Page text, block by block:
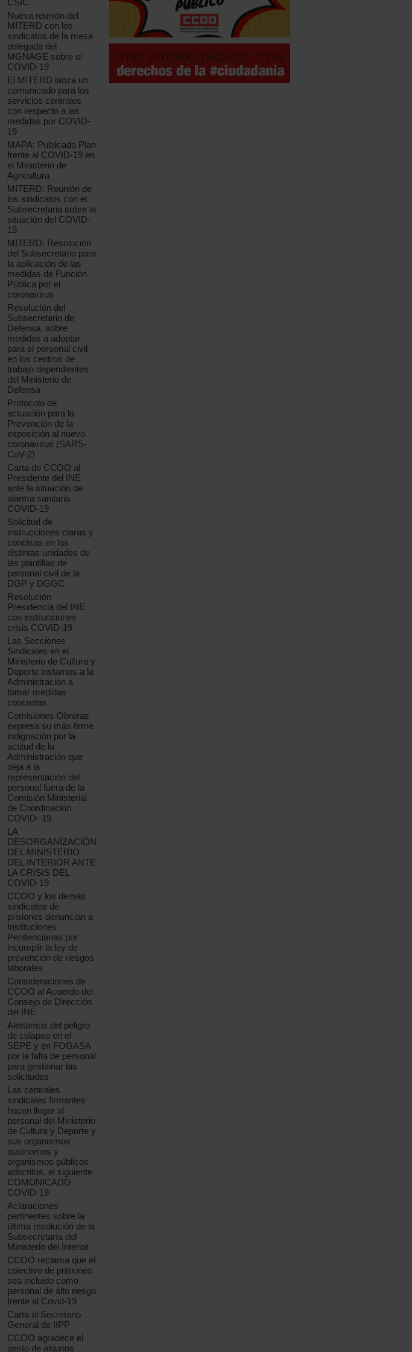
CSIC
Nueva reunión del
MITERD con los
sindicatos de la mesa
delegada del
MGNAGE sobre el
COVID-19
El MITERD lanza un
comunicado para los
servicios centrales
con respecto a las
medidas por COVID-
19
MAPA: Publicado Plan
frente al COVID-19 en
el Ministerio de
Agricultura
MITERD: Reunión de
los sindicatos con el
Subsecretaria sobre la
situación del COVID-
19
MITERD: Resolución
del Subsecretario para
la aplicación de las
medidas de Función
Pública por el
coronavirus
Resolución del
Subsecretario de
Defensa, sobre
medidas a adoptar
para el personal civil
en los centros de
trabajo dependientes
del Ministerio de
Defensa
Protocolo de
actuación para la
Prevención de la
exposición al nuevo
coronavirus (SARS-
CoV-2)
Carta de CCOO al
Presidente del INE
ante la situación de
alarma sanitaria
COVID-19
Solicitud de
instrucciones claras y
concisas en las
distintas unidades de
las plantillas de
personal civil de la
DGP y DGGC
Resolución
Presidencia del INE
con instrucciones
crisis COVID-19
Las Secciones
Sindicales en el
Ministerio de Cultura y
Deporte instamos a la
Administración a
tomar medidas
concretas
Comisiones Obreras
expresa su más firme
indignación por la
actitud de la
Administración que
deja a la
representación del
personal fuera de la
Comisión Ministerial
de Coordinación
COVID- 19
LA
DESORGANIZACIÓN
DEL MINISTERIO
DEL INTERIOR ANTE
LA CRISIS DEL
COVID-19
CCOO y los demás
sindicatos de
prisiones denuncian a
Instituciones
Penitenciarias por
incumplir la ley de
prevención de riesgos
laborales
Consideraciones de
CCOO al Acuerdo del
Consejo de Dirección
del INE
Alertamos del peligro
de colapso en el
SEPE y en FOGASA
por la falta de personal
para gestionar las
solicitudes
Las centrales
sindicales firmantes
hacen llegar al
personal del Ministerio
de Cultura y Deporte y
sus organismos
autónomos y
organismos públicos
adscritos, el siguiente
COMUNICADO
COVID-19
Aclaraciones
pertinentes sobre la
última resolución de la
Subsecretaría del
Ministerio del Interior
CCOO reclama que el
colectivo de prisiones
sea incluido como
personal de alto riesgo
frente al Covid-19
Carta al Secretario
General de IIPP
CCOO agradece el
gesto de algunos